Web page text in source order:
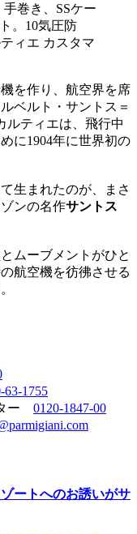
巻き、SSケー
。10気圧防
ィエ カスタマ
を作り、航空界を席
ベルト・サントス＝
ルティエは、飛行中
に1904年に世界初の
生まれたのが、まさ
ンの名作サントス
ムーブメントがひと
航空機を彷彿させる
63-1755
ー 0120-1847-00
ートへのお誘いがサ